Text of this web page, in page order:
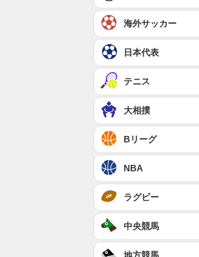
海外サッカー
日本代表
テニス
大相撲
Bリーグ
NBA
ラグビー
中央競馬
地方競馬